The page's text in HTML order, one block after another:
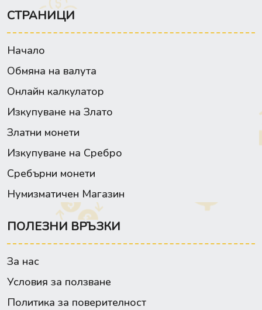
СТРАНИЦИ
Начало
Обмяна на валута
Онлайн калкулатор
Изкупуване на Злато
Златни монети
Изкупуване на Сребро
Сребърни монети
Нумизматичен Магазин
ПОЛЕЗНИ ВРЪЗКИ
За нас
Условия за ползване
Политика за поверителност